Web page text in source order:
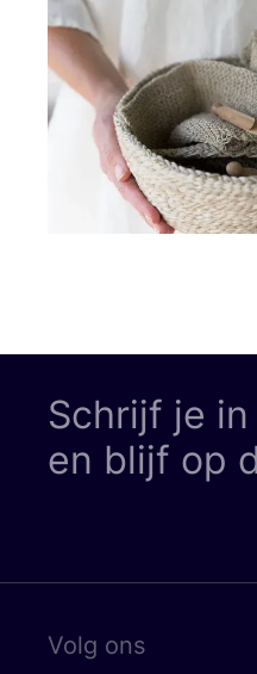
Schrijf je
en blijf op
Volg ons